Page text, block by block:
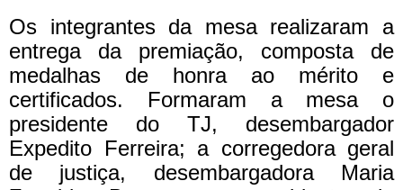
Os integrantes da mesa realizaram a
entrega da premiação, composta de
medalhas de honra ao mérito e
certificados. Formaram a mesa o
presidente do TJ, desembargador
Expedito Ferreira; a corregedora geral
de justiça, desembargadora Maria